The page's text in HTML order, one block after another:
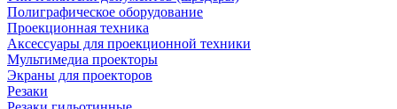
Полиграфическое оборудование
Проекционная техника
Аксессуары для проекционной техники
Мультимедиа проекторы
Экраны для проекторов
Резаки